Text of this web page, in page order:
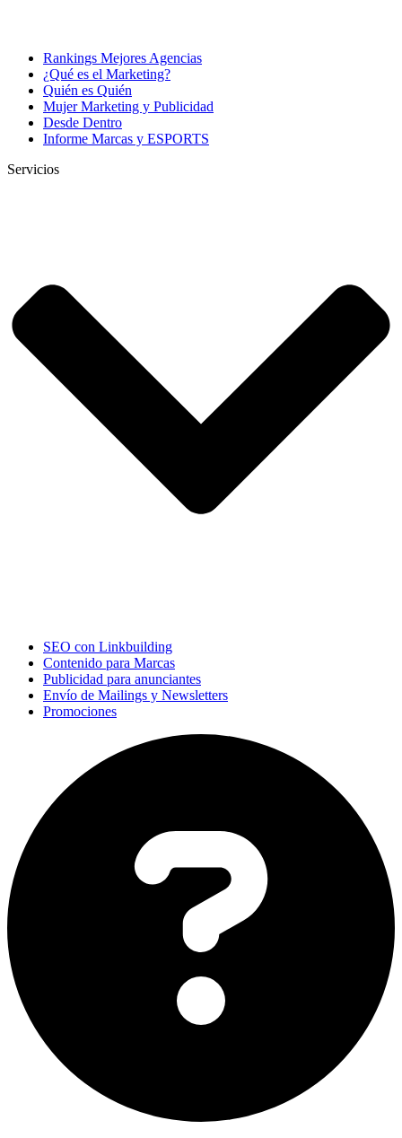
Rankings Mejores Agencias
¿Qué es el Marketing?
Quién es Quién
Mujer Marketing y Publicidad
Desde Dentro
Informe Marcas y ESPORTS
Servicios
SEO con Linkbuilding
Contenido para Marcas
Publicidad para anunciantes
Envío de Mailings y Newsletters
Promociones